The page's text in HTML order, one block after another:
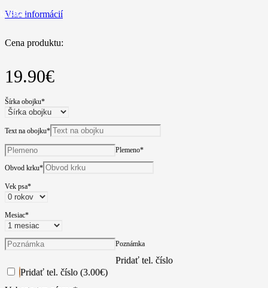
košíka.
Viac informácií
Cena produktu:
19.90€
Šírka obojku*
Text na obojku*
Plemeno*
Obvod krku*
Vek psa*
Mesiac*
Poznámka
Pridať tel. číslo
Pridať tel. číslo (3.00€)